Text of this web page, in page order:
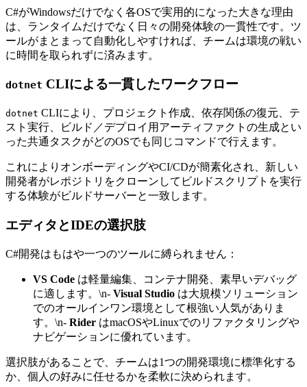
C#がWindowsだけでなく各OSで実用的になった大きな理由
は、ランタイムだけでなく日々の開発体験の一貫性です。ツ
ールがまとまって自動化しやすければ、チームは環境の戦い
に時間を取られずに済みます。
dotnet CLIによる一貫したワークフロー
dotnet CLIにより、プロジェクト作成、依存関係の復元、テ
スト実行、ビルド／デプロイ用アーティファクトの生成とい
った共通タスクがどのOSでも同じコマンドで行えます。
これによりオンボーディングやCI/CDが簡素化され、新しい
開発者がレポジトリをクローンしてビルドスクリプトを実行
する体験がビルドサーバーと一致します。
エディタとIDEの選択肢
C#開発はもはや一つのツールに縛られません：
VS Code は軽量編集、コンテナ開発、素早いデバッグ
に適します。\n- Visual Studio は大規模ソリューション
でのオールインワン環境として根強い人気がありま
す。\n- Rider はmacOSやLinuxでのリファクタリングや
ナビゲーションに優れています。
選択肢があることで、チームは1つの開発環境に標準化する
か、個人の好みに任せるかを柔軟に決められます。